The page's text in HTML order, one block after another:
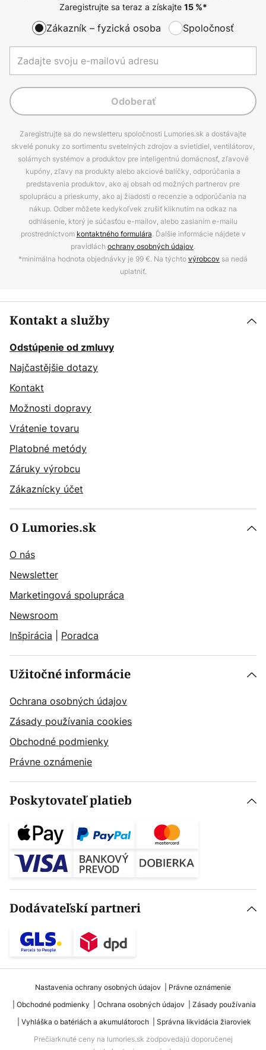
Zaregistrujte sa teraz a získajte 15%*
Zákazník – fyzická osoba Spoločnosť
Odoberať
Zaregistrujte sa do newsletteru spoločnosti Lumories.sk a dostávajte
skvelé ponuky zo sortimentu svetelných zdrojov a svietidiel, ventilátorov,
solárnych systémov a produktov pre inteligentnú domácnosť, zľavové
kupóny, zľavy na produkty alebo akciové balíčky, odporúčania a
predstavenia produktov, ako aj obsah od možných partnerov pre
spoluprácu a prieskumy, ako aj žiadosti o recenzie a odporúčania na
nákup. Odber môžete kedykoľvek zrušiť kliknutím na odkaz na
odhlásenie, ktorý je súčasťou e-mailov, alebo zaslaním e-mailu
prostredníctvom kontaktného formulára. Ďalšie informácie nájdete v
pravidlách ochrany osobných údajov.
*minimálna hodnota objednávky je 99 €. Na týchtovýrobcov sa nedá
uplatniť.
Kontakt a služby
Odstúpenie od zmluvy
Najčastějšie dotazy
Kontakt
Možnosti dopravy
Vrátenie tovaru
Platobné metódy
Záruky výrobcu
Zákaznícky účet
O Lumories.sk
O nás
Newsletter
Marketingová spolupráca
Newsroom
Inšpirácia
Poradca
Užitočné informácie
Ochrana osobných údajov
Zásady používania cookies
Obchodné podmienky
Právne oznámenie
Poskytovateľ platieb
Dodávateľskí partneri
Nastavenia ochrany osobných údajov
Právne oznámenie
Obchodné podmienky
Ochrana osobných údajov
Zásady používania
Vyhláška o batériách a akumulátoroch
Správna likvidácia žiaroviek
Prečiarknuté ceny na lumories.sk zodpovedajú doporučenej